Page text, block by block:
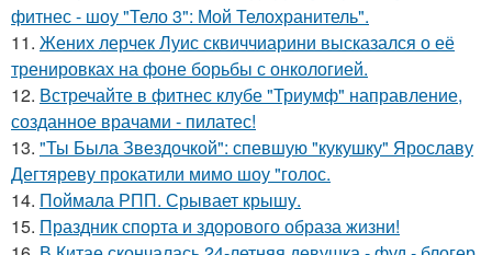
фитнес - шоу "Тело 3": Мой Телохранитель".
11. Жених лерчек Луис сквиччиарини высказался о её
тренировках на фоне борьбы с онкологией.
12. Встречайте в фитнес клубе "Триумф" направление,
созданное врачами - пилатес!
13. "Ты Была Звездочкой": спевшую "кукушку" Ярославу
Дегтяреву прокатили мимо шоу "голос.
14. Поймала РПП. Срывает крышу.
15. Праздник спорта и здорового образа жизни!